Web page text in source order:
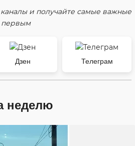
и получайте самые важные
первым
Дзен Телеграм
неделю